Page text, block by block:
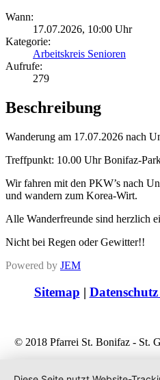
Wann:
17.07.2026, 10:00 Uhr
Kategorie:
Arbeitskreis Senioren
Aufrufe:
279
Beschreibung
Wanderung am 17.07.2026 nach
Treffpunkt: 10.00 Uhr Bonifaz-
Wir fahren mit den PKW’s nach
und wandern zum Korea-Wirt.
Alle Wanderfreunde sind herzlich
Nicht bei Regen oder Gewitter!!
Powered by JEM
Sitemap | Datenschutz
© 2018 Pfarrei St. Bonifaz - St.